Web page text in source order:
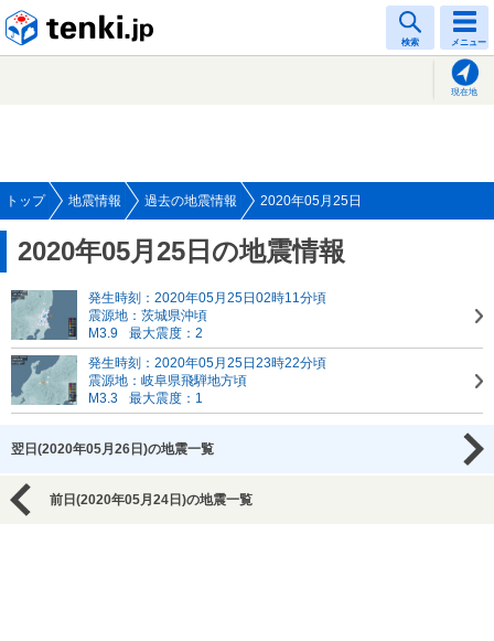
検索 メニュー
現在地
トップ 地震情報 過去の地震情報 2020年05月25日
2020年05月25日の地震情報
発生時刻：2020年05月25日02時11分頃
震源地：茨城県沖頃
M3.9
最大震度：2
発生時刻：2020年05月25日23時22分頃
震源地：岐阜県飛騨地方頃
M3.3
最大震度：1
翌日(2020年05月26日)の地震一覧
前日(2020年05月24日)の地震一覧